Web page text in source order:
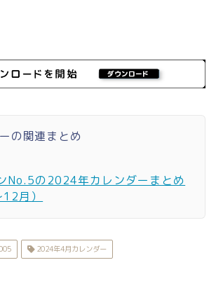
の関連まとめ
No.5の2024年カレンダーまとめ
12月）
2024年4月カレンダー